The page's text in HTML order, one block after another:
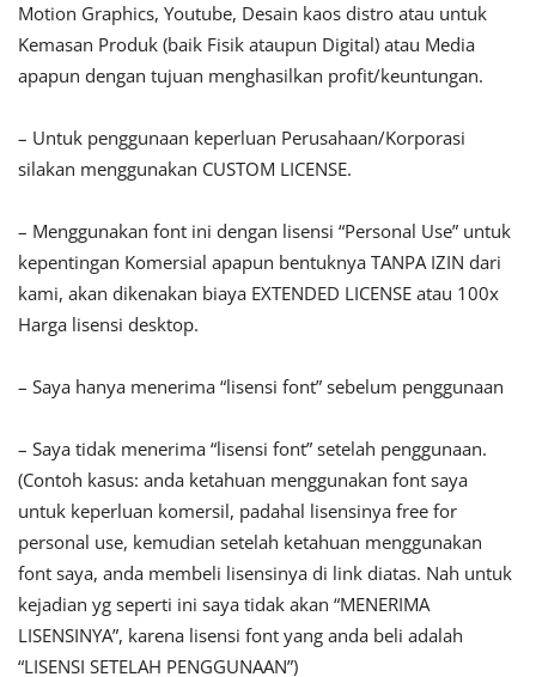
Motion Graphics, Youtube, Desain kaos distro atau untuk
Kemasan Produk (baik Fisik ataupun Digital) atau Media
apapun dengan tujuan menghasilkan profit/keuntungan.
– Untuk penggunaan keperluan Perusahaan/Korporasi
silakan menggunakan CUSTOM LICENSE.
– Menggunakan font ini dengan lisensi “Personal Use” untuk
kepentingan Komersial apapun bentuknya TANPA IZIN dari
kami, akan dikenakan biaya EXTENDED LICENSE atau 100x
Harga lisensi desktop.
– Saya hanya menerima “lisensi font” sebelum penggunaan
– Saya tidak menerima “lisensi font” setelah penggunaan.
(Contoh kasus: anda ketahuan menggunakan font saya
untuk keperluan komersil, padahal lisensinya free for
personal use, kemudian setelah ketahuan menggunakan
font saya, anda membeli lisensinya di link diatas. Nah untuk
kejadian yg seperti ini saya tidak akan “MENERIMA
LISENSINYA”, karena lisensi font yang anda beli adalah
“LISENSI SETELAH PENGGUNAAN”)